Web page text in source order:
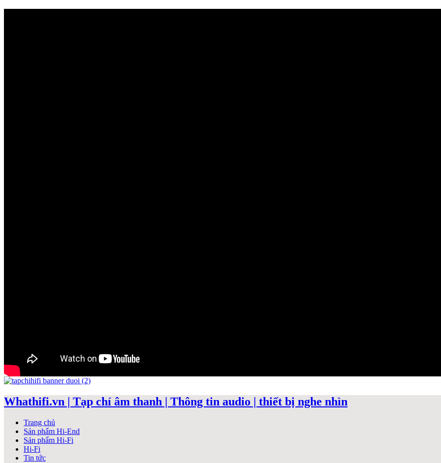
Whathifi.vn | Tạp chí âm thanh | Thông tin audio | thiết bị nghe nhìn
Trang chủ
Sản phẩm Hi-End
Sản phẩm Hi-Fi
Hi-Fi
Tin tức